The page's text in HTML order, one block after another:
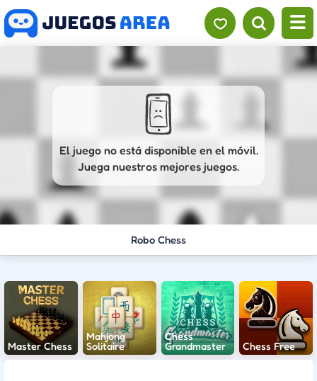
El juego no está disponible en el móvil.
Juega nuestros mejores juegos.
Robo Chess
Master Chess
Mahjong
Solitaire
Chess
Grandmaster
Chess Free